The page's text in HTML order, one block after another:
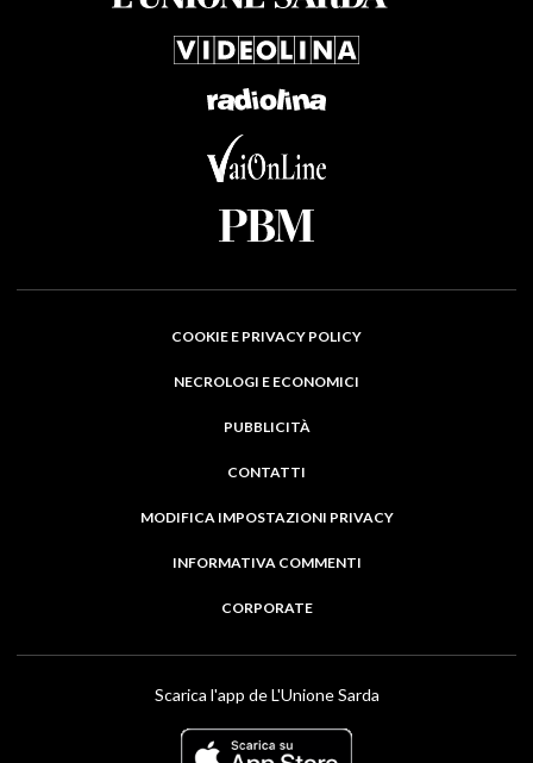
COOKIE E PRIVACY POLICY
NECROLOGI E ECONOMICI
PUBBLICITÀ
CONTATTI
MODIFICA IMPOSTAZIONI PRIVACY
INFORMATIVA COMMENTI
CORPORATE
Scarica l'app de L'Unione Sarda